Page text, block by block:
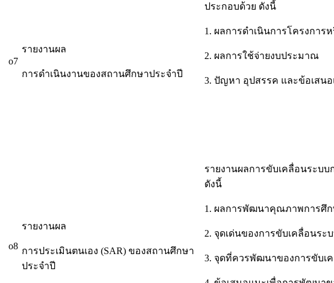
o7
รายงานผล
การดำเนินงานของสถานศึกษาประจำปี
ประกอบด้วย ดังนี้
1. ผลการดำเนินการโครงการ
2. ผลการใช้จ่ายงบประมาณ
3. ปัญหา อุปสรรค และข้อเสน
o8
รายงานผล
การประเมินตนเอง (SAR) ของสถานศึกษา
ประจำปี
รายงานผลการขับเคลื่อนระบ
ดังนี้
1. ผลการพัฒนาคุณภาพการศึ
2. จุดเด่นของการขับเคลื่อนร
3. จุดที่ควรพัฒนาของการขับ